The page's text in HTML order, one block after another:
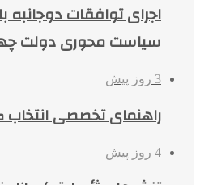
اجرای توافقات دوجانبه
سیاست محوری دولت
3 روز پیش
راهنمای تخصصی
4 روز پیش